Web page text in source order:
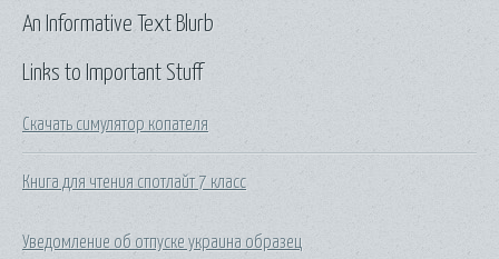
Links to Important Stuff
Скачать симулятор копателя
Книга для чтения спотлайт 7 класс
Уведомление об отпуске украина образец
An Informative Text Blurb